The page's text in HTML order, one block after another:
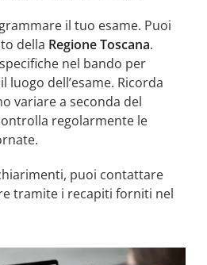
il tuo esame. Puoi
della Regione Toscana.
nel bando per
luogo dell’esame. Ricorda
variare a seconda del
regolarmente le
puoi contattare
tramite i recapiti forniti nel